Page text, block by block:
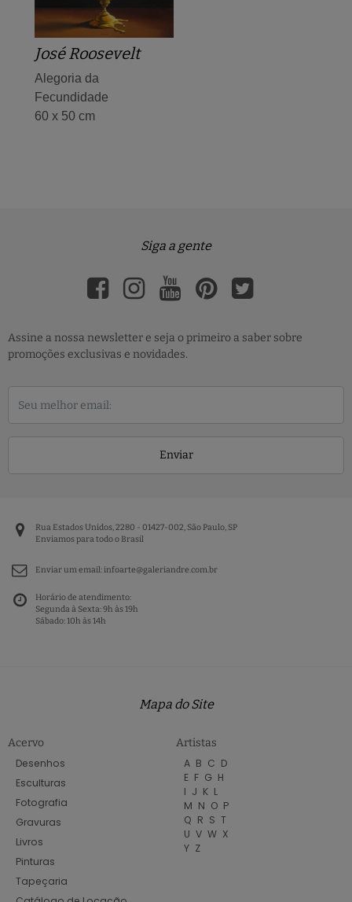
José Roosevelt
Alegoria da
Fecundidade
60 x 50 cm
Siga a gente
Assine a nossa newsletter e seja o primeiro a saber sobre
promoções exclusivas e novidades.
Enviar
Rua Estados Unidos, 2280 - 01427-002, São Paulo, SP
Enviamos para todo o Brasil
Enviar um email:infoarte@galeriandre.com.br
Horário de atendimento:
Segunda à Sexta: 9h às 19h
Sábado: 10h às 14h
Mapa do Site
Acervo
Desenhos
Esculturas
Fotografia
Gravuras
Livros
Pinturas
Tapeçaria
Artistas
A B C D
E F G H
I J K L
M N O P
Q R S T
U V W X
Y Z